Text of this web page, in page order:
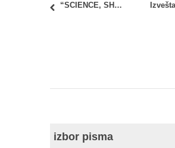
“SCIENCE, SHE SAYS! AWARD”
izbor pisma